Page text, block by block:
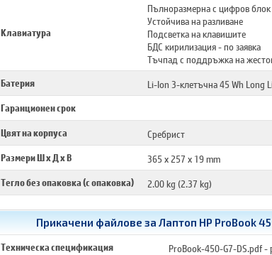
Клавиатура
Пълноразмерна с цифров блок
Устойчива на разливане
Подсветка на клавишите
БДС кирилизация - по заявка
Тъчпад с поддръжка на
Батерия
Li-Ion 3-клетъчна 45 Wh Long
Гаранционен срок
Цвят на корпуса
Сребрист
Размери Ш х Д х В
365 x 257 x 19 mm
Тегло без опаковка (с опаковка)
2.00 kg (2.37 kg)
Прикачени файлове за Лаптоп HP ProBook
Техническа спецификация ProBook-450-G7-DS.pdf-